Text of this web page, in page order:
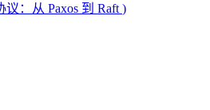
：从 Paxos 到 Raft )